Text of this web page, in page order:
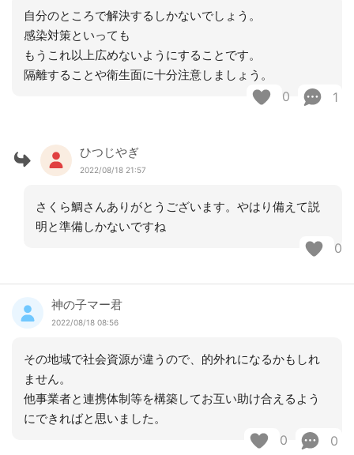
自分のところで解決するしかないでしょう。
感染対策といっても
もうこれ以上広めないようにすることです。
隔離することや衛生面に十分注意しましょう。
0 1
ひつじやぎ
2022/08/18 21:57
さくら鯛さんありがとうございます。やはり備えて説
明と準備しかないですね
0
神の子マー君
2022/08/18 08:56
その地域で社会資源が違うので、的外れになるかもしれ
ません。
他事業者と連携体制等を構築してお互い助け合えるよう
にできればと思いました。
0 0